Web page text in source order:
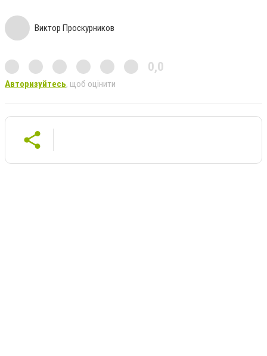
Виктор Проскурников
0,0
Авторизуйтесь, щоб оцінити